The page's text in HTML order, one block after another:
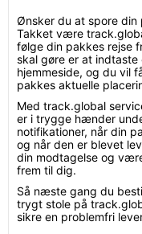
Ønsker du at spore din
Takket være
følge din pakkes rejse
skal gøre er at
hjemmeside, og du vil
pakkes aktuelle
Med track.global
er i trygge hænder
notifikationer, når din
og når den er blevet
din modtagelse og
frem til dig.
Så næste gang du
trygt stole på
sikre en problemfri